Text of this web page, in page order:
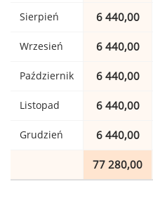
Sierpień 6 440,00
Wrzesień 6 440,00
Październik 6 440,00
Listopad 6 440,00
Grudzień 6 440,00
77 280,00